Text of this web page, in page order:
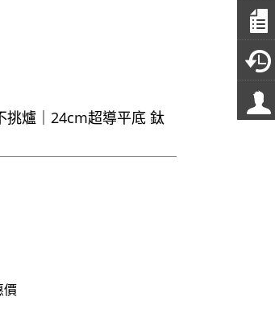
挑爐｜24cm超導平底 鈦
價